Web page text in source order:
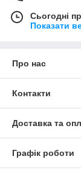
Сьогодні
Показати
Про нас
Контакти
Доставка та
Графік роботи